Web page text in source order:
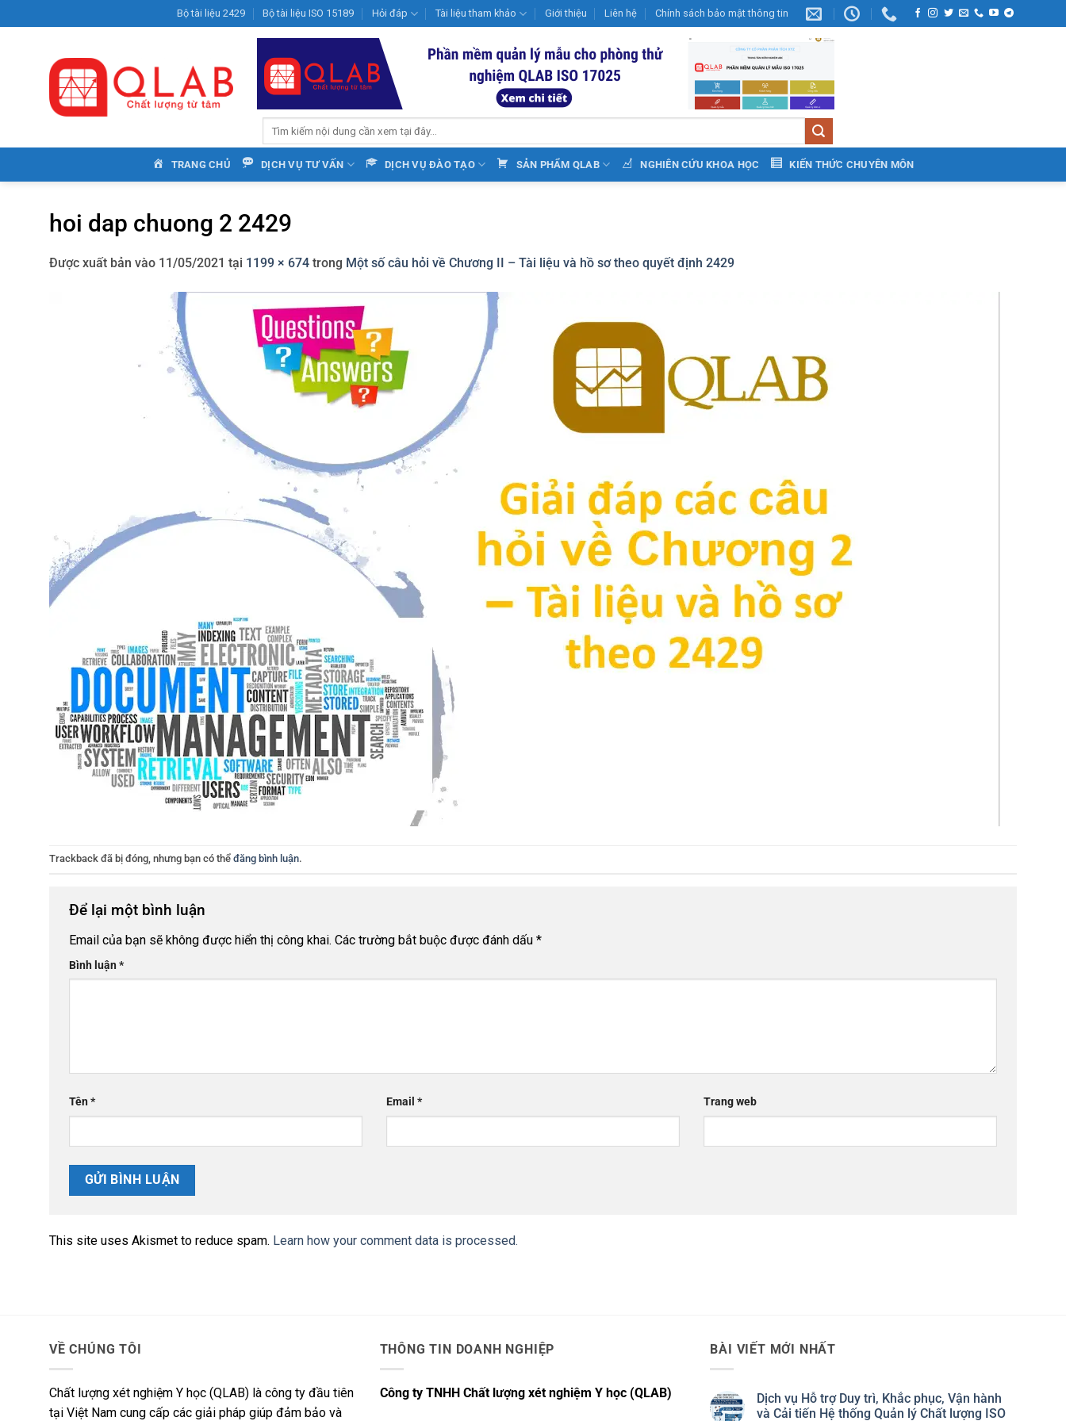
qua
Bộ tài liệu 2429 Bộ tài liệu ISO 15189 Hỏi đáp Tài liệu tham khảo Giới thiệu Liên hệ Chính sách bảo mật thông tin
TRANG CHỦ DỊCH VỤ TƯ VẤN DỊCH VỤ ĐÀO TẠO SẢN PHẨM QLAB NGHIÊN CỨU KHOA HỌC KIẾN THỨC CHUYÊN MÔN
hoi dap chuong 2 2429
Được xuất bản vào 11/05/2021 tại 1199 × 674 trong Một số câu hỏi về Chương II – Tài liệu và hồ sơ theo quyết định 2429
Trackback đã bị đóng, nhưng bạn có thể đăng bình luận.
Để lại một bình luận
Email của bạn sẽ không được hiển thị công khai. Các trường bắt buộc được đánh dấu *
Bình luận*
Tên* Email * Trang web
This site uses Akismet to reduce spam. Learn how your comment data is processed.
VỀ CHÚNG TÔI
Chất lượng xét nghiệm Y học (QLAB) là công ty đầu tiên
tại Việt Nam cung cấp các giải pháp giúp đảm bảo và
THÔNG TIN DOANH NGHIỆP
Công ty TNHH Chất lượng xét nghiệm Y học (QLAB)
BÀI VIẾT MỚI NHẤT
Dịch vụ Hỗ trợ Duy trì, Khắc phục, Vận hành
và Cải tiến Hệ thống Quản lý Chất lượng ISO